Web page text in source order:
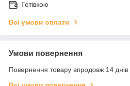
Готівкою
Всі умови оплати
Умови повернення
Повернення товару впродовж 14 днів